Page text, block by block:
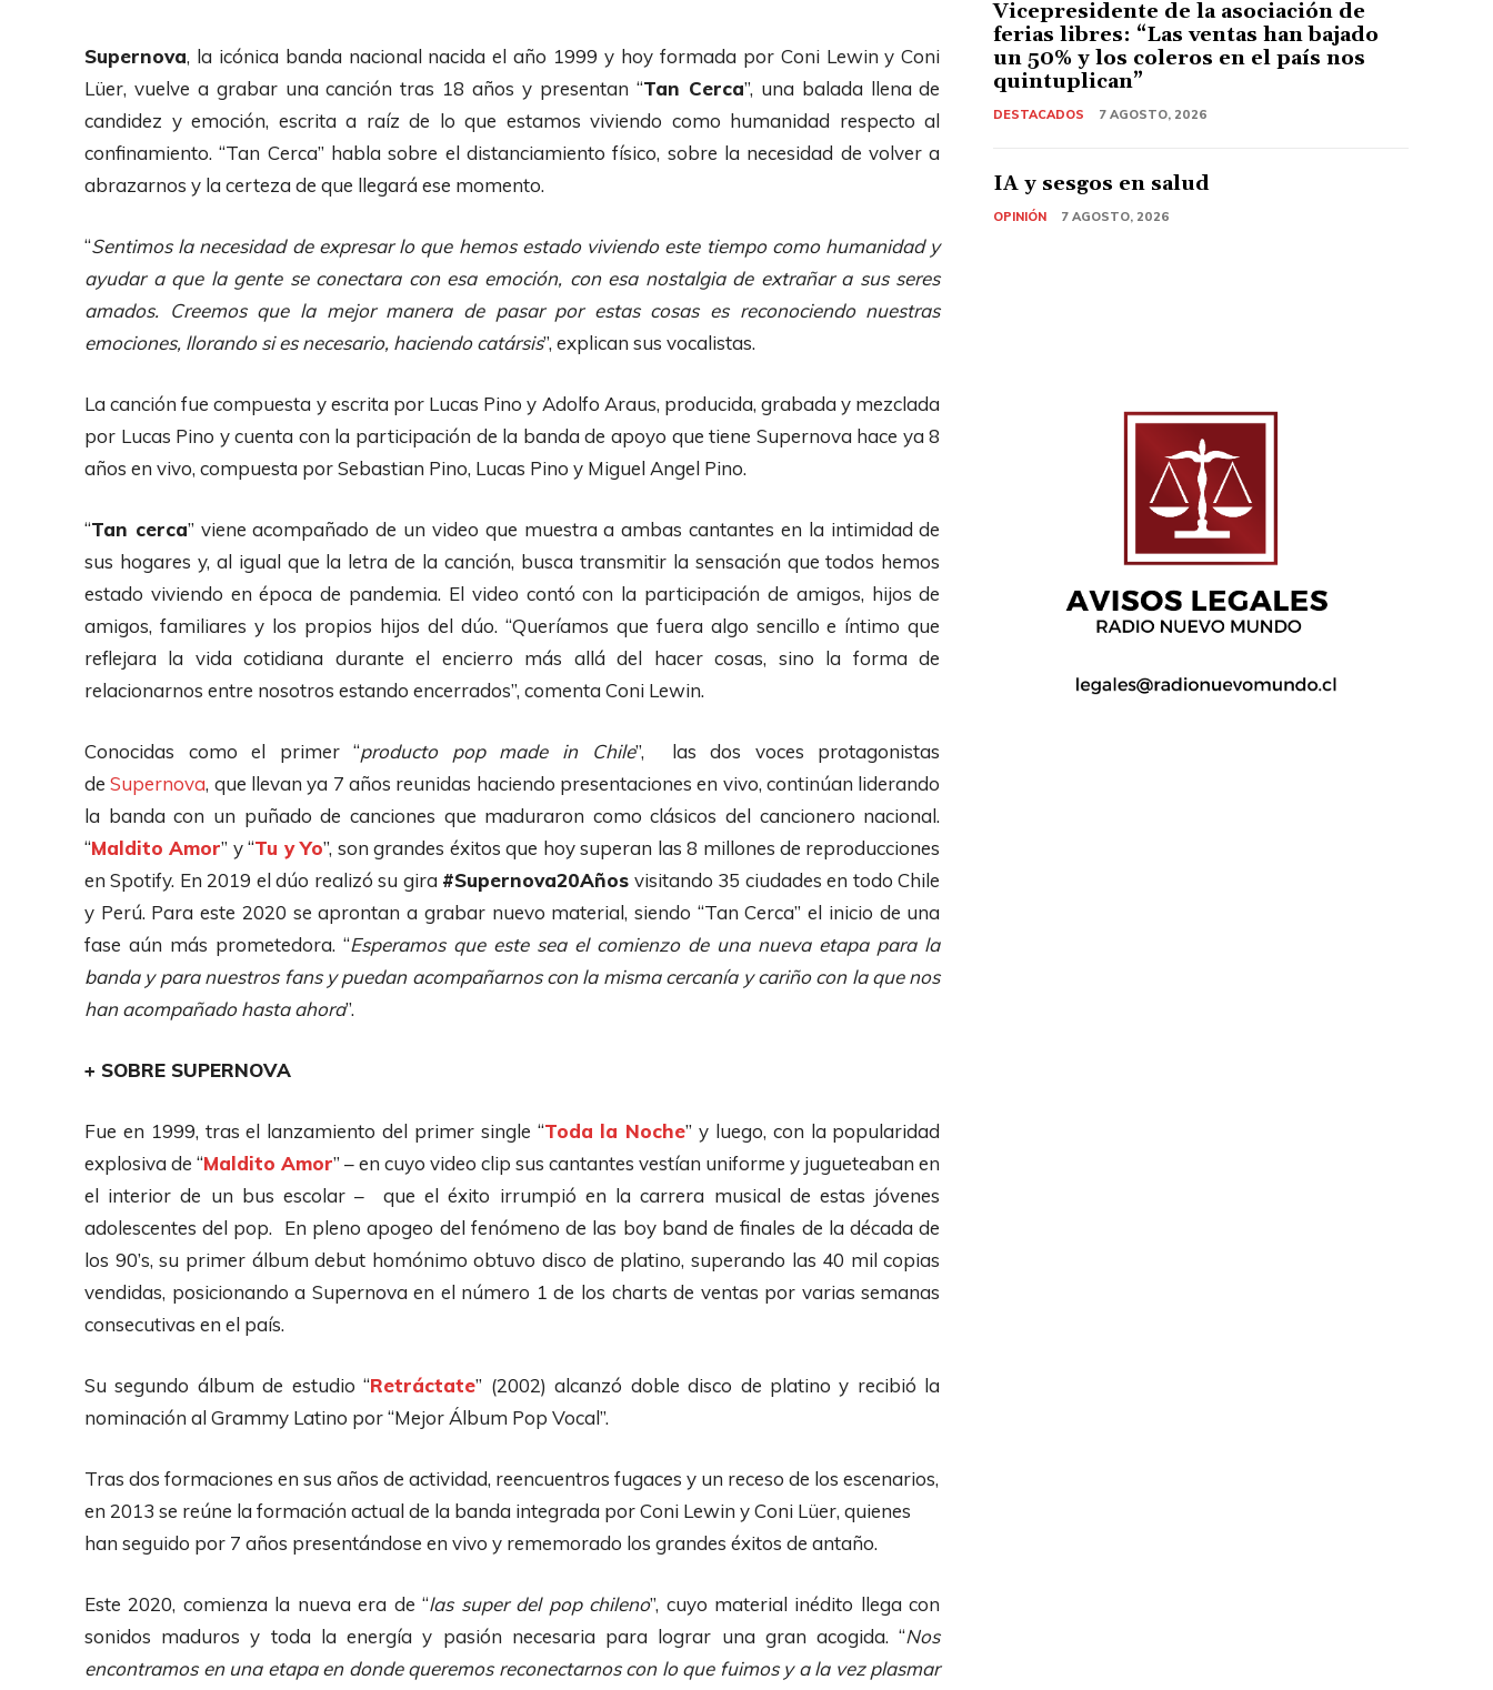
Supernova, la icónica banda nacional nacida el año 1999 y hoy formada por Coni Lewin y Coni
Lüer, vuelve a grabar una canción tras 18 años y presentan “Tan Cerca”, una balada llena de
candidez y emoción, escrita a raíz de lo que estamos viviendo como humanidad respecto al
confinamiento. “Tan Cerca” habla sobre el distanciamiento físico, sobre la necesidad de volver a
abrazarnos y la certeza de que llegará ese momento.
“Sentimos la necesidad de expresar lo que hemos estado viviendo este tiempo como humanidad y
ayudar a que la gente se conectara con esa emoción, con esa nostalgia de extrañar a sus seres
amados. Creemos que la mejor manera de pasar por estas cosas es reconociendo nuestras
emociones, llorando si es necesario, haciendo catársis”, explican sus vocalistas.
La canción fue compuesta y escrita por Lucas Pino y Adolfo Araus, producida, grabada y mezclada
por Lucas Pino y cuenta con la participación de la banda de apoyo que tiene Supernova hace ya 8
años en vivo, compuesta por Sebastian Pino, Lucas Pino y Miguel Angel Pino.
“Tan cerca” viene acompañado de un video que muestra a ambas cantantes en la intimidad de
sus hogares y, al igual que la letra de la canción, busca transmitir la sensación que todos hemos
estado viviendo en época de pandemia. El video contó con la participación de amigos, hijos de
amigos, familiares y los propios hijos del dúo. “Queríamos que fuera algo sencillo e íntimo que
reflejara la vida cotidiana durante el encierro más allá del hacer cosas, sino la forma de
relacionarnos entre nosotros estando encerrados”, comenta Coni Lewin.
Conocidas como el primer “producto pop made in Chile”, las dos voces protagonistas
deSupernova, que llevan ya 7 años reunidas haciendo presentaciones en vivo, continúan liderando
la banda con un puñado de canciones que maduraron como clásicos del cancionero nacional.
“Maldito Amor” y “Tu y Yo”, son grandes éxitos que hoy superan las 8 millones de reproducciones
en Spotify. En 2019 el dúo realizó su gira #Supernova20Años visitando 35 ciudades en todo Chile
y Perú. Para este 2020 se aprontan a grabar nuevo material, siendo “Tan Cerca” el inicio de una
fase aún más prometedora. “Esperamos que este sea el comienzo de una nueva etapa para la
banda y para nuestros fans y puedan acompañarnos con la misma cercanía y cariño con la que nos
han acompañado hasta ahora”.
+ SOBRE SUPERNOVA
Fue en 1999, tras el lanzamiento del primer single “Toda la Noche” y luego, con la popularidad
explosiva de “Maldito Amor” – en cuyo video clip sus cantantes vestían uniforme y jugueteaban en
el interior de un bus escolar – que el éxito irrumpió en la carrera musical de estas jóvenes
adolescentes del pop. En pleno apogeo del fenómeno de las boy band de finales de la década de
los 90’s, su primer álbum debut homónimo obtuvo disco de platino, superando las 40 mil copias
vendidas, posicionando a Supernova en el número 1 de los charts de ventas por varias semanas
consecutivas en el país.
Su segundo álbum de estudio “Retráctate” (2002) alcanzó doble disco de platino y recibió la
nominación al Grammy Latino por “Mejor Álbum Pop Vocal”.
Tras dos formaciones en sus años de actividad, reencuentros fugaces y un receso de los escenarios,
en 2013 se reúne la formación actual de la banda integrada por Coni Lewin y Coni Lüer, quienes
han seguido por 7 años presentándose en vivo y rememorado los grandes éxitos de antaño.
Este 2020, comienza la nueva era de “las super del pop chileno”, cuyo material inédito llega con
sonidos maduros y toda la energía y pasión necesaria para lograr una gran acogida. “Nos
encontramos en una etapa en donde queremos reconectarnos con lo que fuimos y a la vez plasmar
Vicepresidente de la asociación de
ferias libres: “Las ventas han bajado
un 50% y los coleros en el país nos
quintuplican”
DESTACADOS 7 AGOSTO, 2026
IA y sesgos en salud
OPINIÓN 7 AGOSTO, 2026